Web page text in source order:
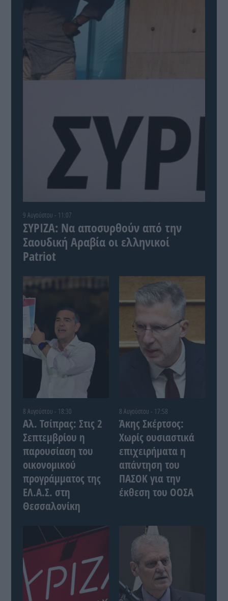
9 Αυγούστου - 11:07
ΣΥΡΙΖΑ: Να αποσυρθούν από την
Σαουδική Αραβία οι ελληνικοί
Patriot
8 Αυγούστου - 18:30
Αλ. Τσίπρας: Στις 2
Σεπτεμβρίου η
παρουσίαση του
οικονομικού
προγράμματος της
ΕΛ.Α.Σ. στη
Θεσσαλονίκη
8 Αυγούστου - 17:58
Άκης Σκέρτσος:
Χωρίς ουσιαστικά
επιχειρήματα η
απάντηση του
ΠΑΣΟΚ για την
έκθεση του ΟΟΣΑ